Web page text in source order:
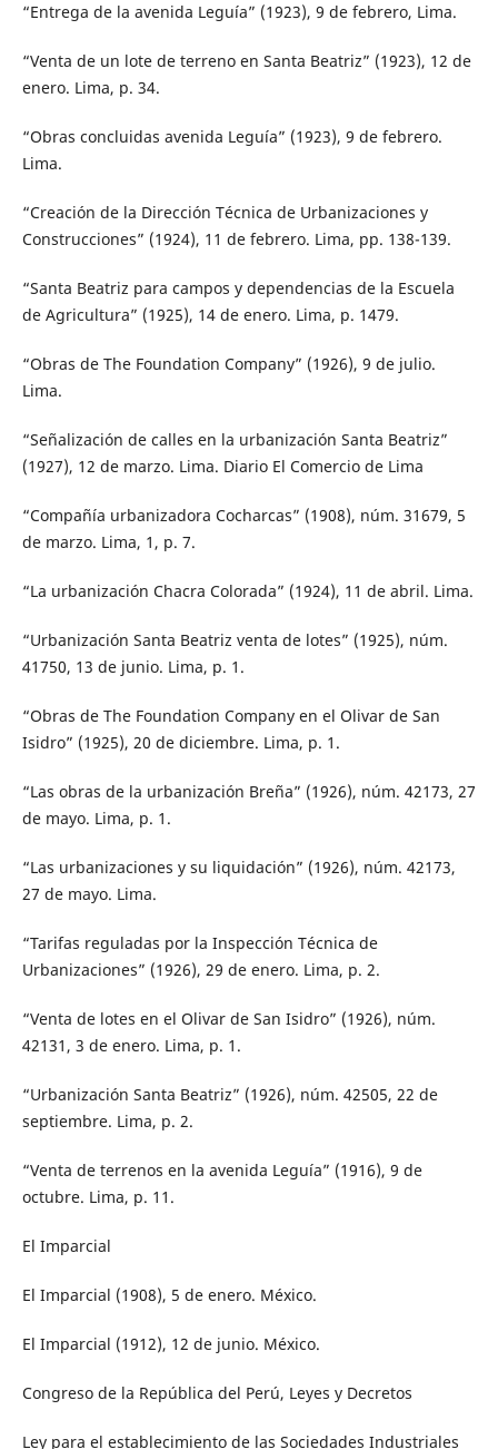
“Entrega de la avenida Leguía” (1923), 9 de febrero, Lima.
“Venta de un lote de terreno en Santa Beatriz” (1923), 12 de
enero. Lima, p. 34.
“Obras concluidas avenida Leguía” (1923), 9 de febrero.
Lima.
“Creación de la Dirección Técnica de Urbanizaciones y
Construcciones” (1924), 11 de febrero. Lima, pp. 138-139.
“Santa Beatriz para campos y dependencias de la Escuela
de Agricultura” (1925), 14 de enero. Lima, p. 1479.
“Obras de The Foundation Company” (1926), 9 de julio.
Lima.
“Señalización de calles en la urbanización Santa Beatriz”
(1927), 12 de marzo. Lima. Diario El Comercio de Lima
“Compañía urbanizadora Cocharcas” (1908), núm. 31679, 5
de marzo. Lima, 1, p. 7.
“La urbanización Chacra Colorada” (1924), 11 de abril. Lima.
“Urbanización Santa Beatriz venta de lotes” (1925), núm.
41750, 13 de junio. Lima, p. 1.
“Obras de The Foundation Company en el Olivar de San
Isidro” (1925), 20 de diciembre. Lima, p. 1.
“Las obras de la urbanización Breña” (1926), núm. 42173, 27
de mayo. Lima, p. 1.
“Las urbanizaciones y su liquidación” (1926), núm. 42173,
27 de mayo. Lima.
“Tarifas reguladas por la Inspección Técnica de
Urbanizaciones” (1926), 29 de enero. Lima, p. 2.
“Venta de lotes en el Olivar de San Isidro” (1926), núm.
42131, 3 de enero. Lima, p. 1.
“Urbanización Santa Beatriz” (1926), núm. 42505, 22 de
septiembre. Lima, p. 2.
“Venta de terrenos en la avenida Leguía” (1916), 9 de
octubre. Lima, p. 11.
El Imparcial
El Imparcial (1908), 5 de enero. México.
El Imparcial (1912), 12 de junio. México.
Congreso de la República del Perú, Leyes y Decretos
Ley para el establecimiento de las Sociedades Industriales